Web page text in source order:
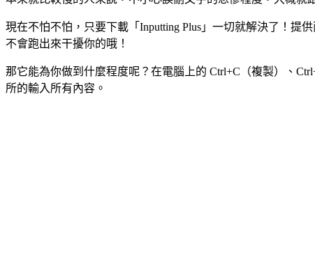
現在不怕不怕，只要下載「Inputting Plus」一切就解決了！提
不會跑出來干擾你的哦！
那它能為你做到什麼程度呢？在電腦上的 Ctrl+C（複製）、
所的輸入所有內容。